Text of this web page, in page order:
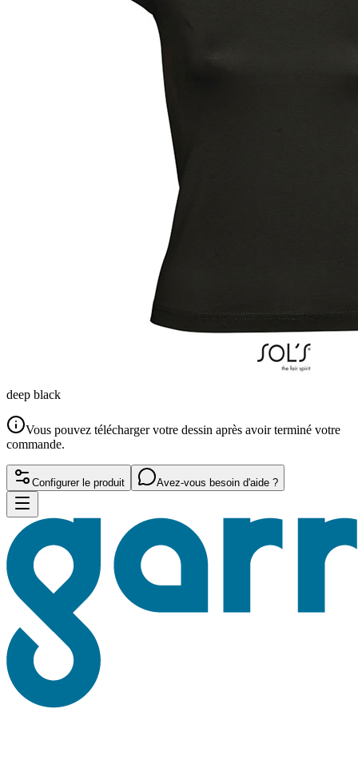
deep black
Vous pouvez télécharger votre dessin après avoir terminé votre
commande.
Configurer le produit Avez-vous besoin d'aide ?